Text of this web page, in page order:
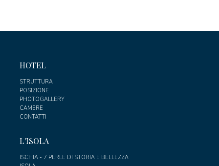
HOTEL
STRUTTURA
POSIZIONE
PHOTOGALLERY
CAMERE
CONTATTI
L'ISOLA
ISCHIA - 7 PERLE DI STORIA E BELLEZZA